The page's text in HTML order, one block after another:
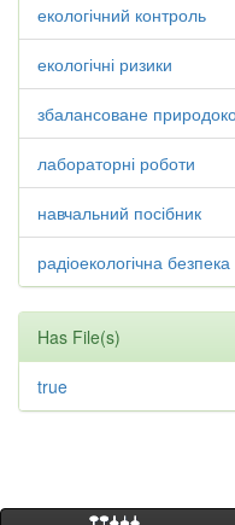
екологічний контроль
екологічні ризики
збалансоване
лабораторні роботи
навчальний посібник
радіоекологічна безпека
Has File(s)
true